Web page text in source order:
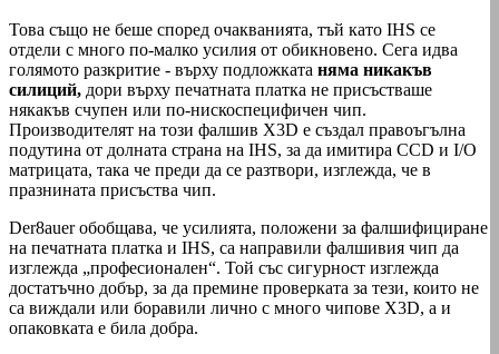
Това също не беше според очакванията, тъй като IHS се
отдели с много по-малко усилия от обикновено. Сега идва
голямото разкритие - върху подложката няма никакъв
силиций, дори върху печатната платка не присъстваше
някакъв счупен или по-нискоспецифичен чип.
Производителят на този фалшив X3D е създал правоъгълна
подутина от долната страна на IHS, за да имитира CCD и I/O
матрицата, така че преди да се разтвори, изглежда, че в
празнината присъства чип.
Der8auer обобщава, че усилията, положени за фалшифициране
на печатната платка и IHS, са направили фалшивия чип да
изглежда „професионален“. Той със сигурност изглежда
достатъчно добър, за да премине проверката за тези, които не
са виждали или боравили лично с много чипове X3D, а и
опаковката е била добра.